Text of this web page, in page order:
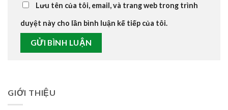
Lưu tên của tôi, email, và trang web trong trình
duyệt này cho lần bình luận kế tiếp của tôi.
GIỚI THIỆU